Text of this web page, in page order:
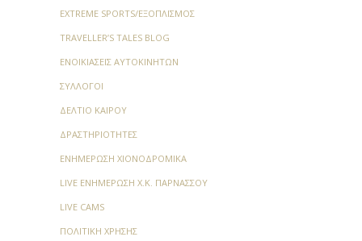
EXTREME SPORTS/ΕΞΟΠΛΙΣΜΌΣ
TRAVELLER’S TALES BLOG
ΕΝΟΙΚΙΆΣΕΙΣ ΑΥΤΟΚΙΝΉΤΩΝ
ΣΎΛΛΟΓΟΙ
ΔΕΛΤΊΟ ΚΑΙΡΟΎ
ΔΡΑΣΤΗΡΙΌΤΗΤΕΣ
ΕΝΗΜΈΡΩΣΗ ΧΙΟΝΟΔΡΟΜΙΚΆ
LIVE ΕΝΗΜΈΡΩΣΗ Χ.Κ. ΠΑΡΝΑΣΣΟΎ
LIVE CAMS
ΠΟΛΙΤΙΚΉ ΧΡΉΣΗΣ